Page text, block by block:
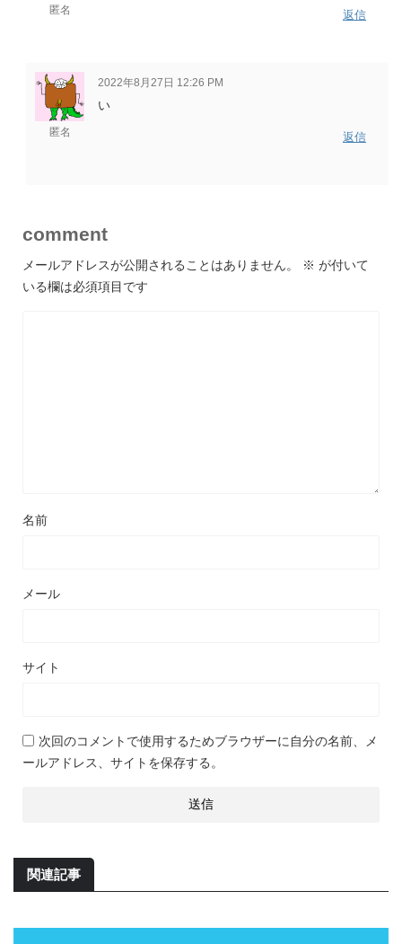
匿名 返信
匿名
2022年8月27日 12:26 PM
い
返信
comment
メールアドレスが公開されることはありません。 ※ が付いて
いる欄は必須項目です
名前
メール
サイト
次回のコメントで使用するためブラウザーに自分の名前、メ
ールアドレス、サイトを保存する。
関連記事